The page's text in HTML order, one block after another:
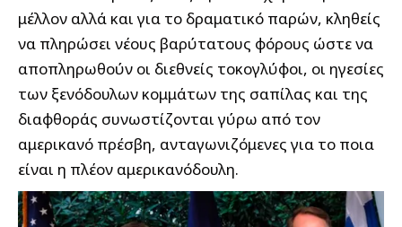
μέλλον αλλά και για το δραματικό παρών, κληθείς
να πληρώσει νέους βαρύτατους φόρους ώστε να
αποπληρωθούν οι διεθνείς τοκογλύφοι, οι ηγεσίες
των ξενόδουλων κομμάτων της σαπίλας και της
διαφθοράς συνωστίζονται γύρω από τον
αμερικανό πρέσβη, ανταγωνιζόμενες για το ποια
είναι η πλέον αμερικανόδουλη.